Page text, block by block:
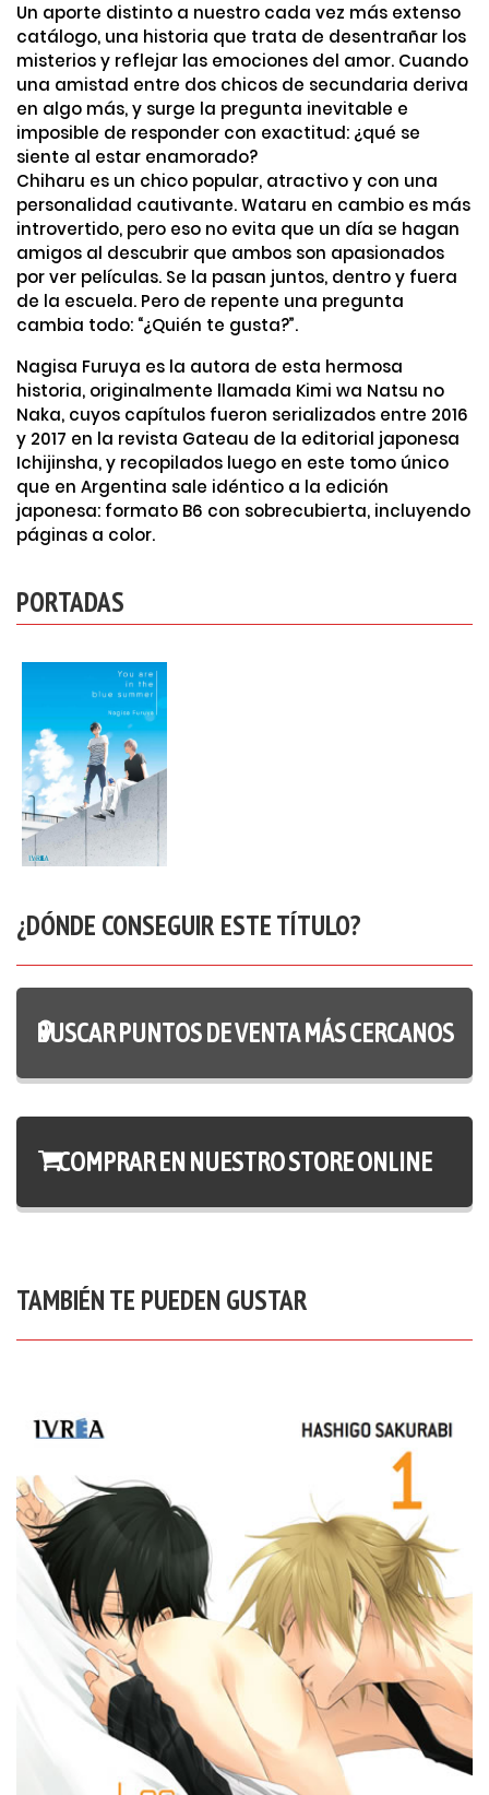
Un aporte distinto a nuestro cada vez más extenso
catálogo, una historia que trata de desentrañar los
misterios y reflejar las emociones del amor. Cuando
una amistad entre dos chicos de secundaria deriva
en algo más, y surge la pregunta inevitable e
imposible de responder con exactitud: ¿qué se
siente al estar enamorado?
Chiharu es un chico popular, atractivo y con una
personalidad cautivante. Wataru en cambio es más
introvertido, pero eso no evita que un día se hagan
amigos al descubrir que ambos son apasionados
por ver películas. Se la pasan juntos, dentro y fuera
de la escuela. Pero de repente una pregunta
cambia todo: “¿Quién te gusta?”.
Nagisa Furuya es la autora de esta hermosa
historia, originalmente llamada Kimi wa Natsu no
Naka, cuyos capítulos fueron serializados entre 2016
y 2017 en la revista Gateau de la editorial japonesa
Ichijinsha, y recopilados luego en este tomo único
que en Argentina sale idéntico a la edición
japonesa: formato B6 con sobrecubierta, incluyendo
páginas a color.
PORTADAS
¿DÓNDE CONSEGUIR ESTE TÍTULO?
BUSCAR PUNTOS DE VENTA MÁS CERCANOS
COMPRAR EN NUESTRO STORE ONLINE
TAMBIÉN TE PUEDEN GUSTAR